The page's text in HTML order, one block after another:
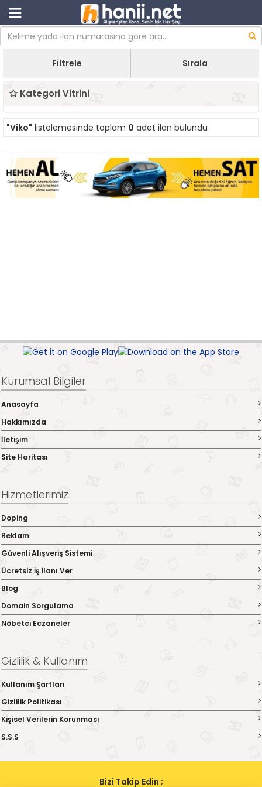
Filtrele Sırala
Kategori Vitrini
"Viko" listelemesinde toplam 0 adet ilan bulundu
Kurumsal Bilgiler
Anasayfa
Hakkımızda
İletişim
Site Haritası
Hizmetlerimiz
Doping
Reklam
Güvenli Alışveriş Sistemi
Ücretsiz İş ilanı Ver
Blog
Domain Sorgulama
Nöbetci Eczaneler
Gizlilik & Kullanım
Kullanım Şartları
Gizlilik Politikası
Kişisel Verilerin Korunması
S.S.S
Bizi Takip Edin ;